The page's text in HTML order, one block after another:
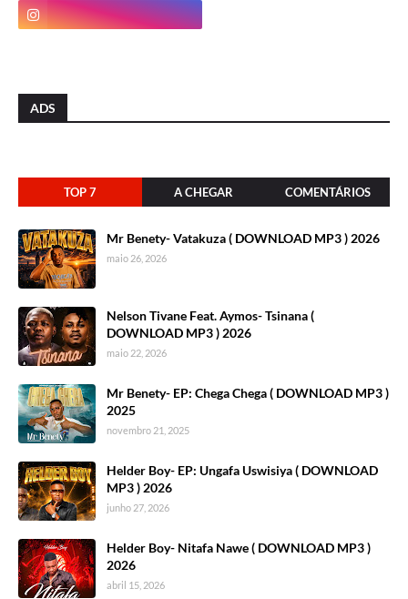
ADS
TOP 7 A CHEGAR COMENTÁRIOS
Mr Benety- Vatakuza ( DOWNLOAD MP3 ) 2026
maio 26, 2026
Nelson Tivane Feat. Aymos- Tsinana (
DOWNLOAD MP3 ) 2026
maio 22, 2026
Mr Benety- EP: Chega Chega ( DOWNLOAD MP3 )
2025
novembro 21, 2025
Helder Boy- EP: Ungafa Uswisiya ( DOWNLOAD
MP3 ) 2026
junho 27, 2026
Helder Boy- Nitafa Nawe ( DOWNLOAD MP3 )
2026
abril 15, 2026